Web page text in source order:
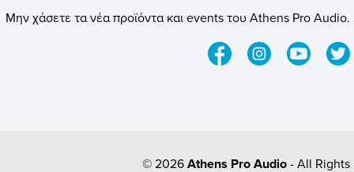
χρόνο αντήχησης. Η
που είναι πιο
Μην χάσετε τα νέα προϊόντα και events του Athens Pro Audio.
© 2026Athens Pro Audio- All Rights